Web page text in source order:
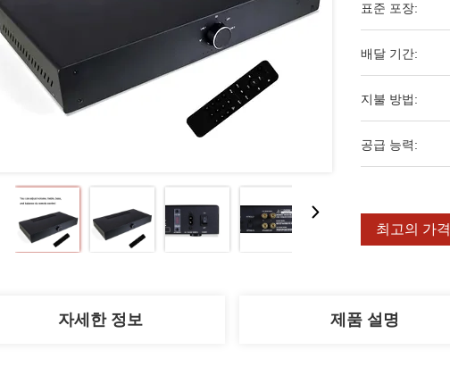
표준 포장:
배달 기간:
지불 방법:
공급 능력:
최고의 가
자세한 정보 제품 설명